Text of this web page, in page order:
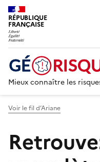
RÉPUBLIQUE
FRANÇAISE
Mieux connaître les
Voir le fil d’Ariane